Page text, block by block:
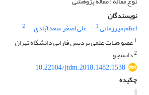
نویسندگان
اعظم میرزمانی1 علی اصغر سعدآبادی
2
1عضو هیات علمی پردیس فارابی دانشگاه تهران
2دانشجو
10.22104/jtdm.2018.1482.1538
چکیده